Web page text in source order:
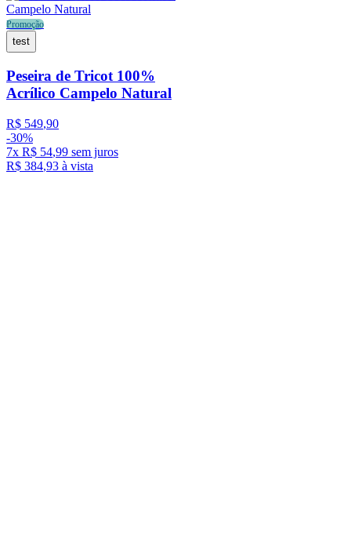
Promoção
test
Peseira de Tricot 100%
Acrílico Campelo Natural
R$ 549,90
-30%
7x R$ 54,99 sem juros
R$ 384,93 à vista